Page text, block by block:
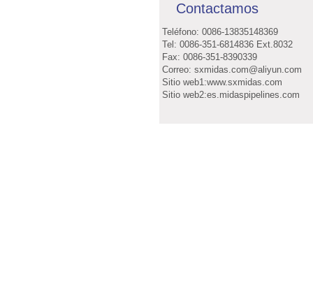
Contactamos
Teléfono: 0086-13835148369
Tel: 0086-351-6814836 Ext.8032
Fax: 0086-351-8390339
Correo: sxmidas.com@aliyun.com
Sitio web1:www.sxmidas.com
Sitio web2:es.midaspipelines.com